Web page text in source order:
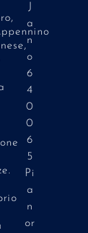
J
a
n
o
6
4
0
0
6
5
Pi
a
n
or